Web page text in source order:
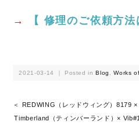
→ 【 修理のご依頼方法
2021-03-14 ｜ Posted inBlog ,Works
＜ REDWING（レッドウィング）8179
Timberland（ティンバーランド）×